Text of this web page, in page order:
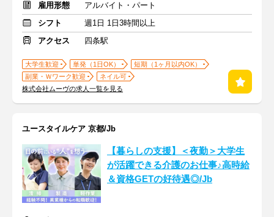
雇用形態
アルバイト・パート
シフト
週1日 1日3時間以上
アクセス
四条駅
大学生歓迎 単発（1日OK）
短期（1ヶ月以内OK）
副業・Ｗワーク歓迎
ネイル可
株式会社ムーヴの求人一覧を見る
ユースタイルケア 京都/Jb
【暮らしの支援】＜夜勤＞大学生
が活躍できる介護のお仕事♪高時給
＆資格GETの好待遇◎/Jb